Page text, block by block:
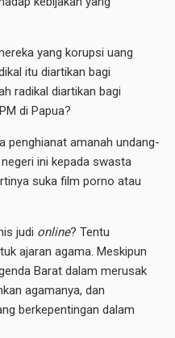
yang korupsi uang
itu diartikan bagi
radikal diartikan bagi
di Papua?
penghianat amanah undang-
ini kepada swasta
suka film porno atau
judi online? Tentu
ajaran agama. Meskipun
Barat dalam merusak
agamanya, dan
berkepentingan dalam